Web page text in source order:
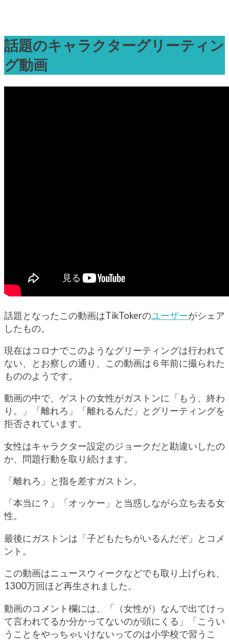
話題のキャラクターグリーティン
グ動画
話題となったこの動画はTikTokerのユーザーがシェア
したもの。
現在はコロナでこのようなグリーティングは行われて
ない、とお察しの通り、この動画は６年前に撮られた
もののようです。
動画の中で、ゲストの女性がガストンに「もう、終わ
り。」「離れろ」「離れるんだ」とグリーティングを
拒否されています。
女性はキャラクター設定のジョークだと勘違いしたの
か、問題行動を取り続けます。
「離れろ」と指を差すガストン。
「本当に？」「オッケー」と当惑しながら立ち去る女
性。
最後にガストンは「子どもたちがいるんだぞ」とコメ
ント。
この動画はニュースウィークなどでも取り上げられ、
1300万回ほど再生されました。
動画のコメント欄には、「（女性が）なんで出てけっ
て言われてるか分かってないのが頭にくる」「こうい
うことをやっちゃいけないってのは小学校で習うこ